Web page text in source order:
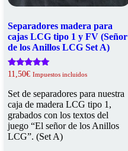
Separadores madera para
cajas LCG tipo 1 y FV (Señor
de los Anillos LCG Set A)
Valorado
5.00
de 5
11,50€ Impuestos incluidos
Set de separadores para nuestra
caja de madera LCG tipo 1,
grabados con los textos del
juego “El señor de los Anillos
LCG”. (Set A)